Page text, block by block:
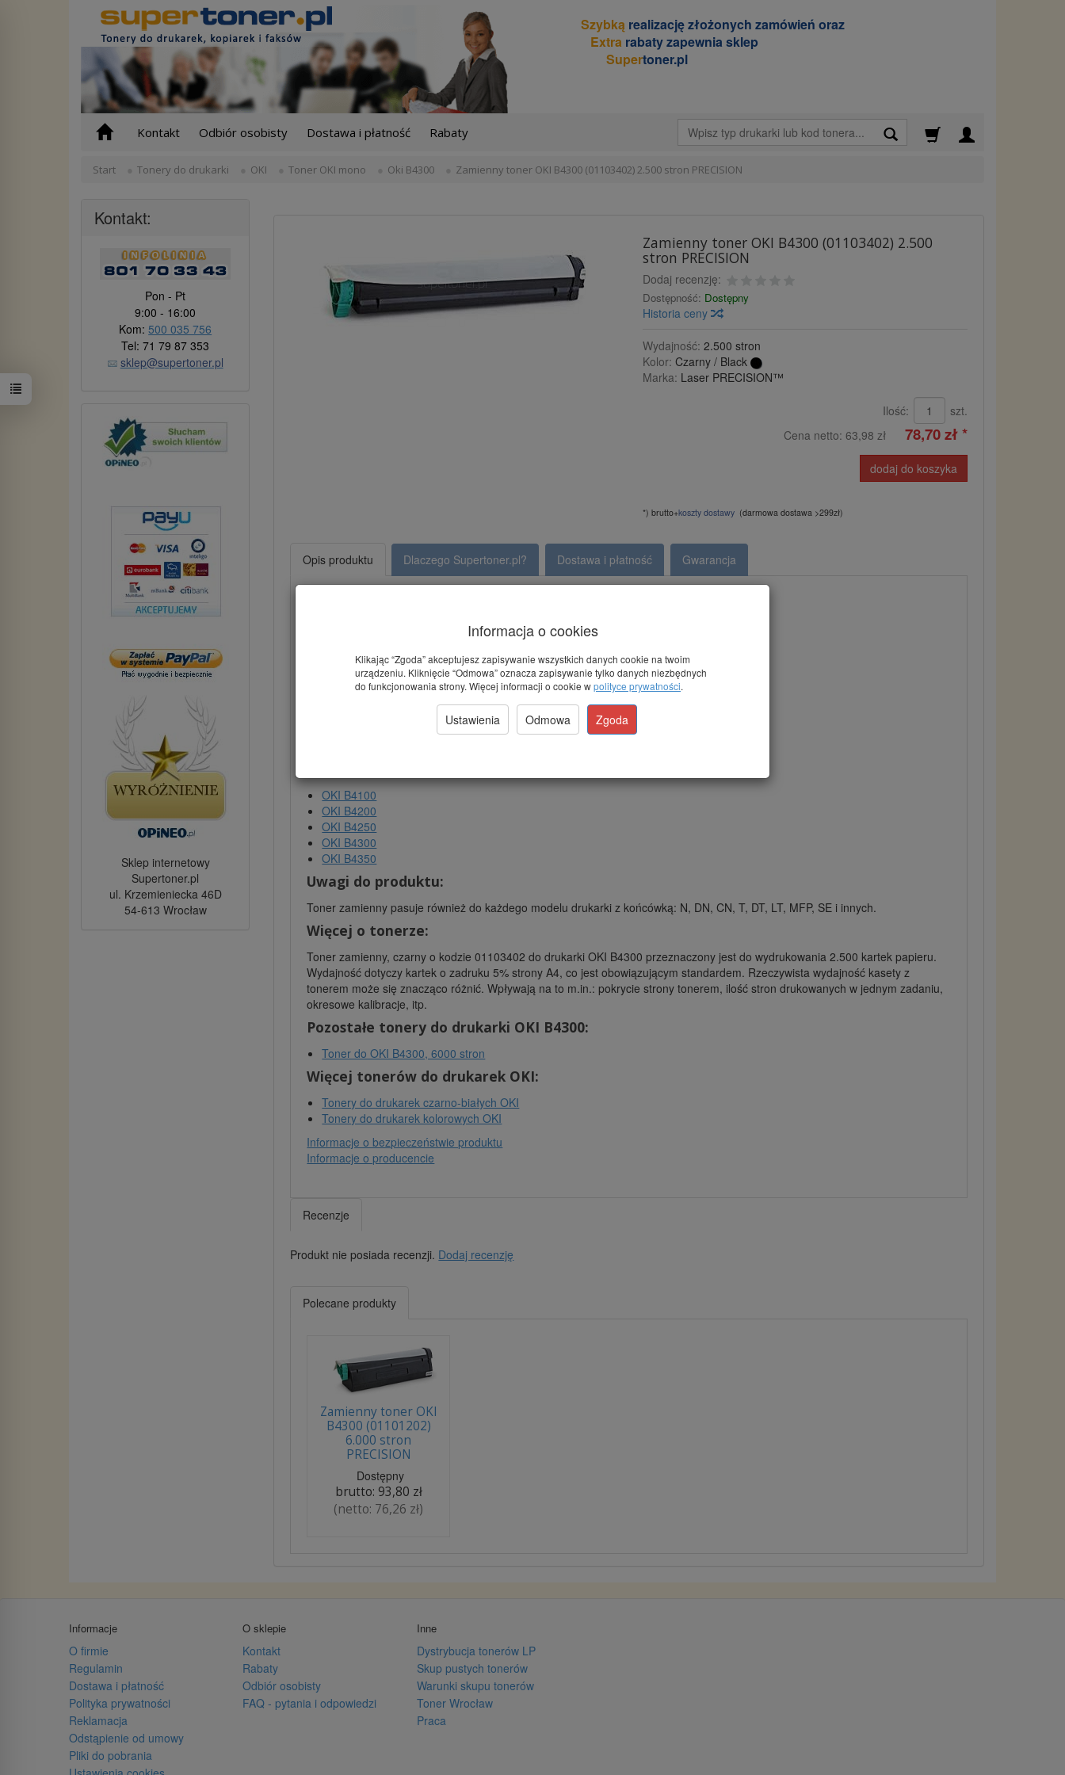
Szybką realizację złożonych zamówień oraz
Extra rabaty zapewnia sklep
Supertoner.pl
Wyszukaj
Kontakt Odbiór osobisty Dostawa i płatność Rabaty
Start Tonery do drukarki OKI Toner OKI mono Oki B4300 Zamienny toner OKI B4300 (01103402) 2.500 stron PRECISION
Zamienny toner OKI B4300 (01103402) 2.500
stron PRECISION
Dodaj recenzję:
Dostępność: Dostępny
Historia ceny
Wydajność: 2.500 stron
Kolor: Czarny / Black
Marka: Laser PRECISION™
Ilość:
szt.
Cena netto: 63,98 zł 78,70 zł *
dodaj do koszyka
*) brutto+koszty dostawy(darmowa dostawa >299zł)
Opis produktu Dlaczego Supertoner.pl? Dostawa i płatność Gwarancja
Kod tonera:01103402
Wydajność:2500 stron
Laser PRECISION™
OKI B4100
OKI B4200
OKI B4250
OKI B4300
OKI B4350
Uwagi do produktu:
Toner zamienny pasuje również do każdego modelu drukarki z końcówką: N, DN, CN, T, DT, LT, MFP, SE i innych.
Więcej o tonerze:
Toner zamienny, czarny o kodzie 01103402 do drukarki OKI B4300 przeznaczony jest do wydrukowania 2.500 kartek papieru.
Wydajność dotyczy kartek o zadruku 5% strony A4, co jest obowiązującym standardem. Rzeczywista wydajność kasety z
tonerem może się znacząco różnić. Wpływają na to m.in.: pokrycie strony tonerem, ilość stron drukowanych w jednym zadaniu,
okresowe kalibracje, itp.
Pozostałe tonery do drukarki OKI B4300:
Toner do OKI B4300, 6000 stron
Więcej tonerów do drukarek OKI:
Tonery do drukarek czarno-białych OKI
Tonery do drukarek kolorowych OKI
Informacje o bezpieczeństwie produktu
Informacje o producencie
Recenzje
Produkt nie posiada recenzji. Dodaj recenzję
Polecane produkty
Zamienny toner OKI
B4300 (01101202)
6.000 stron
PRECISION
Dostępny
brutto: 93,80 zł
(netto: 76,26 zł)
Kontakt:
Pon - Pt
9:00 - 16:00
Kom:500 035 756
Tel: 71 79 87 353
sklep@supertoner.pl
Sklep internetowy
Supertoner.pl
ul. Krzemieniecka 46D
54-613 Wrocław
Informacje
O firmie
Regulamin
Dostawa i płatność
Polityka prywatności
Reklamacja
Odstąpienie od umowy
Pliki do pobrania
O sklepie
Kontakt
Rabaty
Odbiór osobisty
FAQ - pytania i odpowiedzi
Inne
Dystrybucja tonerów LP
Skup pustych tonerów
Warunki skupu tonerów
Toner Wrocław
Praca
Informacja o cookies
Klikając “Zgoda” akceptujesz zapisywanie wszystkich danych cookie na twoim
urządzeniu. Kliknięcie “Odmowa” oznacza zapisywanie tylko danych niezbędnych
do funkcjonowania strony. Więcej informacji o cookie wpolityce prywatności.
Ustawienia Odmowa Zgoda